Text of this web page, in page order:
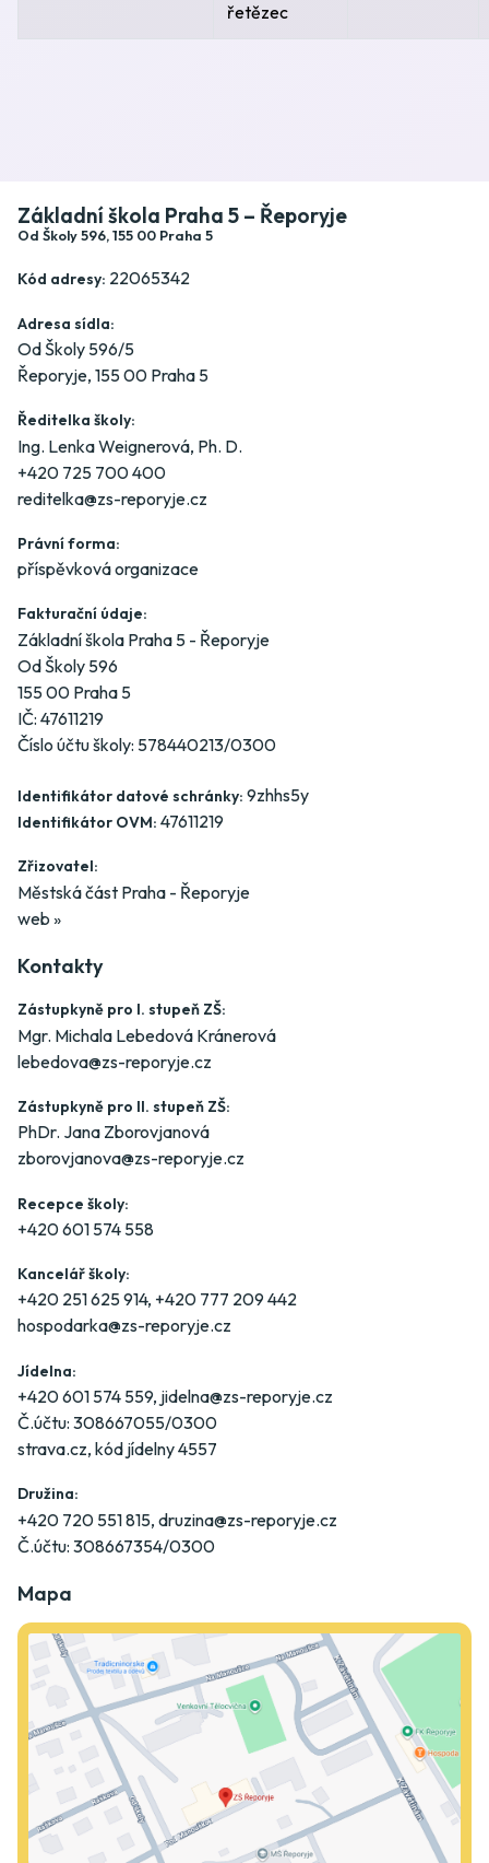
řetězec
Základní škola Praha 5 – Řeporyje
Od Školy 596, 155 00 Praha 5
Kód adresy: 22065342
Adresa sídla:
Od Školy 596/5
Řeporyje, 155 00 Praha 5
Ředitelka školy:
Ing. Lenka Weignerová, Ph. D.
+420 725 700 400
reditelka@zs-reporyje.cz
Právní forma:
příspěvková organizace
Fakturační údaje:
Základní škola Praha 5 - Řeporyje
Od Školy 596
155 00 Praha 5
IČ: 47611219
Číslo účtu školy: 578440213/0300
Identifikátor datové schránky: 9zhhs5y
Identifikátor OVM: 47611219
Zřizovatel:
Městská část Praha - Řeporyje
web »
Kontakty
Zástupkyně pro I. stupeň ZŠ:
Mgr. Michala Lebedová Kránerová
lebedova@zs-reporyje.cz
Zástupkyně pro II. stupeň ZŠ:
PhDr. Jana Zborovjanová
zborovjanova@zs-reporyje.cz
Recepce školy:
+420 601 574 558
Kancelář školy:
+420 251 625 914, +420 777 209 442
hospodarka@zs-reporyje.cz
Jídelna:
+420 601 574 559, jidelna@zs-reporyje.cz
Č.účtu: 308667055/0300
strava.cz, kód jídelny 4557
Družina:
+420 720 551 815, druzina@zs-reporyje.cz
Č.účtu: 308667354/0300
Mapa